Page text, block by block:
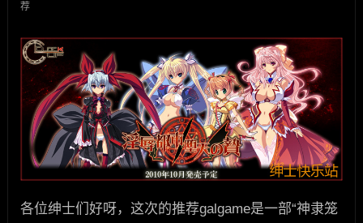
荐
各位绅士们好呀，这次的推荐galgame是一部“神隶笼